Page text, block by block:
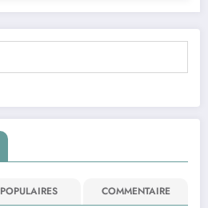
POPULAIRES COMMENTAIRE